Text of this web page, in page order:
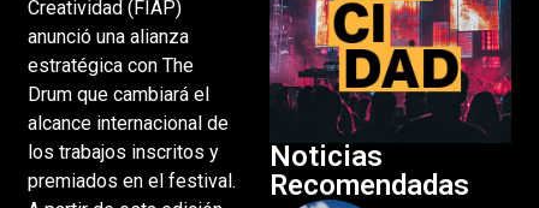
Creatividad (FIAP)
anunció una alianza
estratégica con The
Drum que cambiará el
alcance internacional de
los trabajos inscritos y
premiados en el festival.
Noticias
Recomendadas